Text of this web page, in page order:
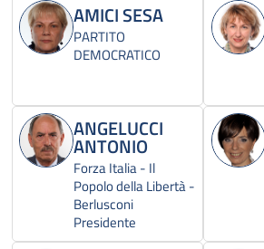
AMICI SESA
PARTITO
DEMOCRATICO
ANGELUCCI
ANTONIO
Forza Italia - Il
Popolo della Libertà -
Berlusconi
Presidente